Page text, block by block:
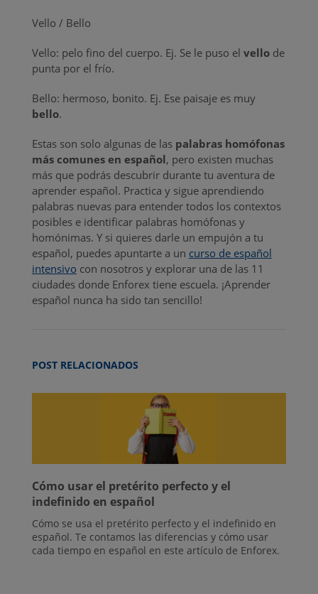
Vello / Bello
Vello: pelo fino del cuerpo. Ej. Se le puso el vellode
punta por el frío.
Bello: hermoso, bonito. Ej. Ese paisaje es muy
bello.
Estas son solo algunas de las palabras homófonas
más comunes en español, pero existen muchas
más que podrás descubrir durante tu aventura de
aprender español. Practica y sigue aprendiendo
palabras nuevas para entender todos los contextos
posibles e identificar palabras homófonas y
homónimas. Y si quieres darle un empujón a tu
español, puedes apuntarte a un curso de español
intensivo con nosotros y explorar una de las 11
ciudades donde Enforex tiene escuela. ¡Aprender
español nunca ha sido tan sencillo!
POST RELACIONADOS
Cómo usar el pretérito perfecto y el
indefinido en español
Cómo se usa el pretérito perfecto y el indefinido en
español. Te contamos las diferencias y cómo usar
cada tiempo en español en este artículo de Enforex.